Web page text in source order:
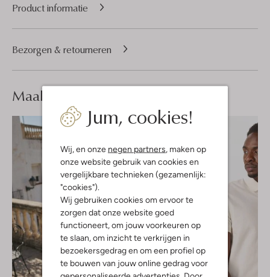
Jum, cookies!
Wij, en onze negen partners, maken op
onze website gebruik van cookies en
vergelijkbare technieken (gezamenlijk:
"cookies").
Wij gebruiken cookies om ervoor te
zorgen dat onze website goed
functioneert, om jouw voorkeuren op
te slaan, om inzicht te verkrijgen in
bezoekersgedrag en om een profiel op
te bouwen van jouw online gedrag voor
Product informatie
Bezorgen & retourneren
Maak je